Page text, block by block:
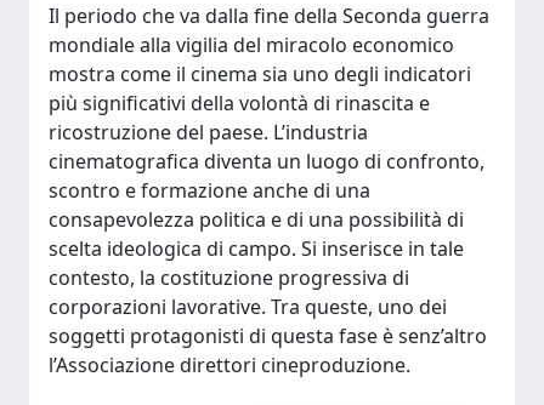
Il periodo che va dalla fine della Seconda guerra
mondiale alla vigilia del miracolo economico
mostra come il cinema sia uno degli indicatori
più significativi della volontà di rinascita e
ricostruzione del paese. L’industria
cinematografica diventa un luogo di confronto,
scontro e formazione anche di una
consapevolezza politica e di una possibilità di
scelta ideologica di campo. Si inserisce in tale
contesto, la costituzione progressiva di
corporazioni lavorative. Tra queste, uno dei
soggetti protagonisti di questa fase è senz’altro
l’Associazione direttori cineproduzione.